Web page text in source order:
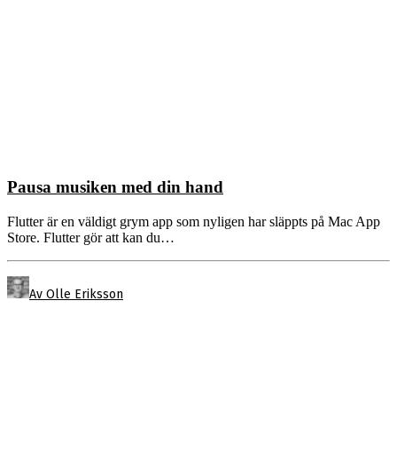
Pausa musiken med din hand
Flutter är en väldigt grym app som nyligen har släppts på Mac App
Store. Flutter gör att kan du…
Av Olle Eriksson